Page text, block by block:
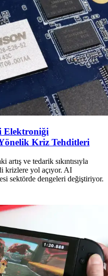
Elektroniği
Kriz Tehditleri
ve tedarik sıkıntısıyla
krizlere yol açıyor. AI
sektörde dengeleri değiştiriyor.